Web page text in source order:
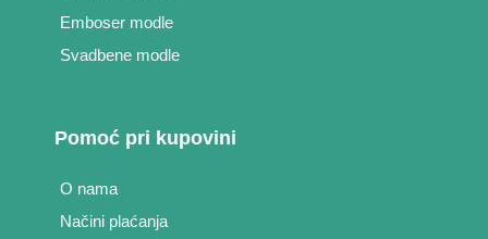
Emboser modle
Svadbene modle
Pomoć pri kupovini
O nama
Načini plaćanja